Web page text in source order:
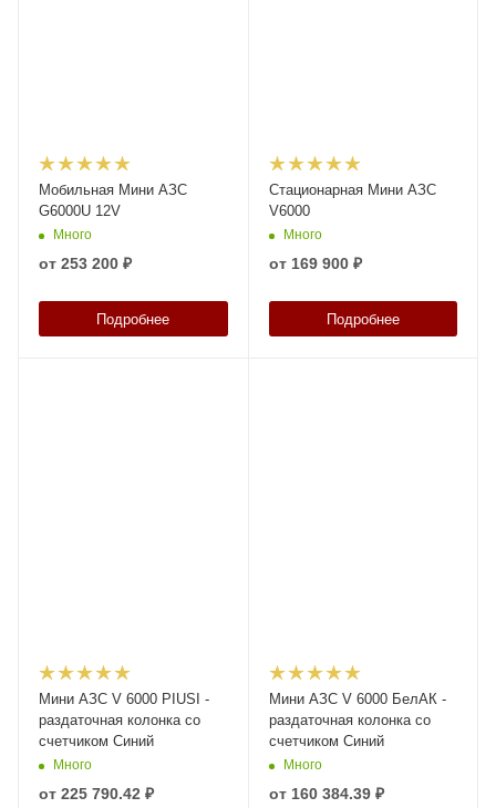
Мобильная Мини АЗС
G6000U 12V
Много
от 253 200 ₽
Подробнее
Стационарная Мини АЗС
V6000
Много
от 169 900 ₽
Подробнее
Мини АЗС V 6000 PIUSI -
раздаточная колонка со
счетчиком Синий
Много
от 225 790.42 ₽
Мини АЗС V 6000 БелАК -
раздаточная колонка со
счетчиком Синий
Много
от 160 384.39 ₽